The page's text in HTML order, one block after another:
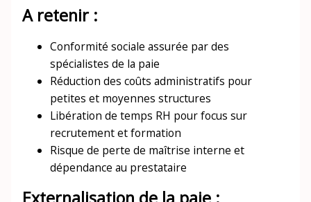
A retenir :
Conformité sociale assurée par des
spécialistes de la paie
Réduction des coûts administratifs pour
petites et moyennes structures
Libération de temps RH pour focus sur
recrutement et formation
Risque de perte de maîtrise interne et
dépendance au prestataire